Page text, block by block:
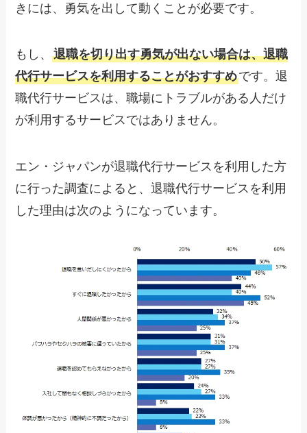
きには、勇気を出して動くことが必要です。
もし、退職を切り出す勇気が出ない場合は、退職
代行サービスを利用することがおすすめです。退
職代行サービスは、職場にトラブルがある人だけ
が利用するサービスではありません。
エン・ジャパンが退職代行サービスを利用した方
に行った調査によると、退職代行サービスを利用
した理由は次のようになっています。